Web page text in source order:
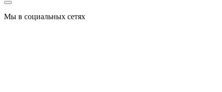
Мы в социальных сетях